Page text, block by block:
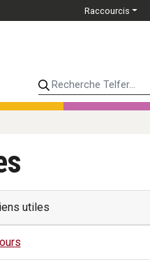
Raccourcis
Telfer...
utiles